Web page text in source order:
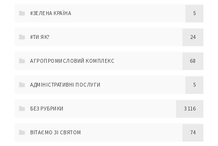
#ЗЕЛЕНА КРАЇНА 5
#ТИ ЯК? 24
АГРОПРОМИСЛОВИЙ КОМПЛЕКС 68
АДМІНІСТРАТИВНІ ПОСЛУГИ 5
БЕЗ РУБРИКИ 3 116
ВІТАЄМО ЗІ СВЯТОМ 74